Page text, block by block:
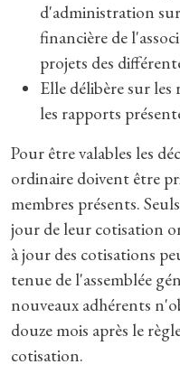
d'administration
financière de
projets des
Elle délibère sur
les rapports
Pour être valables les
ordinaire doivent être
membres présents.
jour de leur cotisation
à jour des cotisations
tenue de l'assemblée
nouveaux adhérents
douze mois après le
cotisation.